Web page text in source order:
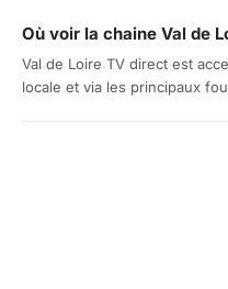
Où voir la chaine Val de
Val de Loire TV direct est
locale et via les principaux